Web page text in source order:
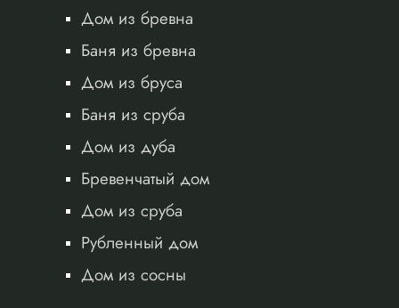
Дом из бревна
Баня из бревна
Дом из бруса
Баня из сруба
Дом из дуба
Бревенчатый дом
Дом из сруба
Рубленный дом
Дом из сосны